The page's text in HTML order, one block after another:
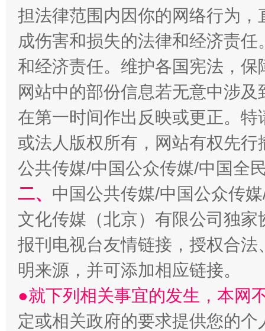
“刷贴”乱象丛生
生
担法律范围内因你的网络行为
成伤害和损失的法律和经济责
和经济责任。维护各国宪法，
网站中的部份信息若无意中涉
在第一时间作出反映或更正。
或法人版权所有，网站有权先
公共传媒/中国公众传媒/中国全
二、 中国公共传媒/中国公众传
文化传媒（北京）有限公司独
报刊电视台友情链接，授权合
明来源，并可添加相应链接。
●就下列相关事宜的发生，本网
定或相关政府的要求提供您的个